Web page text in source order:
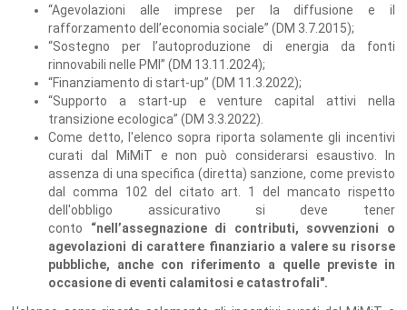
“Agevolazioni alle imprese per la diffusione e il
rafforzamento dell’economia sociale” (DM 3.7.2015);
“Sostegno per l’autoproduzione di energia da fonti
rinnovabili nelle PMI” (DM 13.11.2024);
“Finanziamento di start-up” (DM 11.3.2022);
“Supporto a start-up e venture capital attivi nella
transizione ecologica” (DM 3.3.2022).
Come detto, l'elenco sopra riporta solamente gli incentivi
curati dal MiMiT e non può considerarsi esaustivo. In
assenza di una specifica (diretta) sanzione, come previsto
dal comma 102 del citato art. 1 del mancato rispetto
dell'obbligo assicurativo si deve tener
conto “nell’assegnazione di contributi, sovvenzioni o
agevolazioni di carattere finanziario a valere su risorse
pubbliche, anche con riferimento a quelle previste in
occasione di eventi calamitosi e catastrofali".